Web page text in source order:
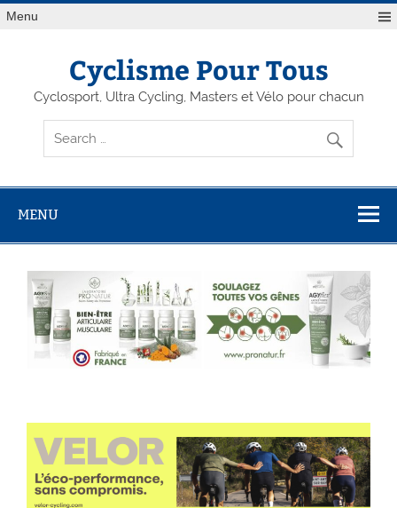
Menu
Cyclisme Pour Tous
Cyclosport, Ultra Cycling, Masters et Vélo pour chacun
MENU